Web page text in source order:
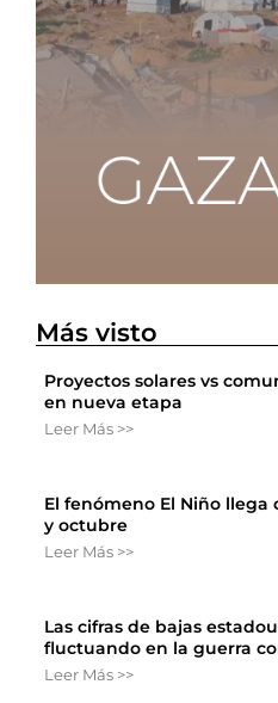
Más visto
Proyectos solares vs
en nueva etapa
Leer Más >>
El fenómeno El Niño
y octubre
Leer Más >>
Las cifras de bajas
fluctuando en la guerra
Leer Más >>